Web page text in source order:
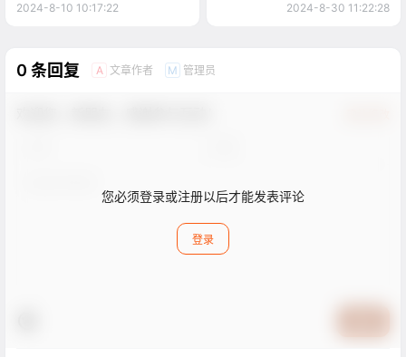
2024-8-10 10:17:22 2024-8-30 11:22:28
0 条回复 A 文章作者 M 管理员
您必须登录或注册以后才能发表评论
登录